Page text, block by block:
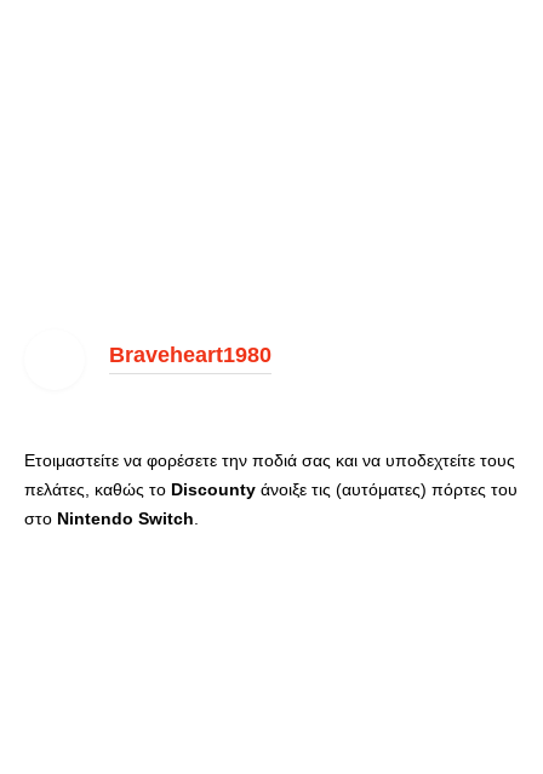
Braveheart1980
Ετοιμαστείτε να φορέσετε την ποδιά σας και να υποδεχτείτε τους
πελάτες, καθώς το Discounty άνοιξε τις (αυτόματες) πόρτες του
στο Nintendo Switch